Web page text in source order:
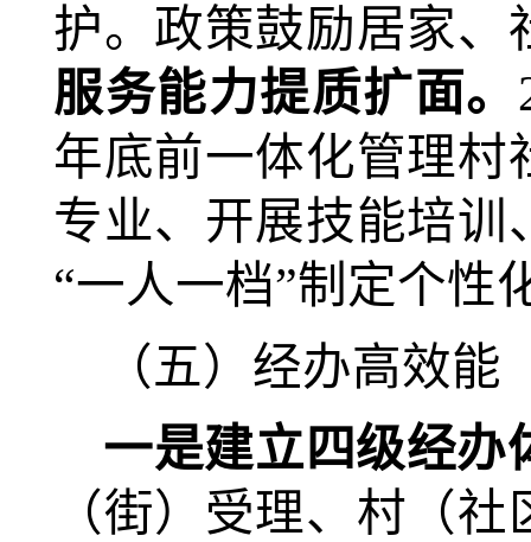
护。政策鼓励居家、
服务能力提质扩面。
年底前一体化管理村
专业、开展技能培训
“一人一档”制定个性
（五）经办高效能
一是建立四级经办
（街）受理、村（